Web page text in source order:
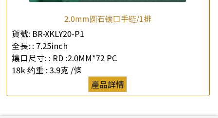
2.0mm圆石镶口手链/1排
貨號: BR-XKLY20-P1
全長: : 7.25inch
鑲口尺寸: : RD :2.0MM*72 PC
18k 约重 : 3.9克 /條
產品詳情